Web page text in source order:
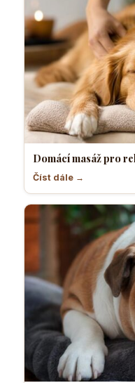
Domácí masáž pro
Číst dále →